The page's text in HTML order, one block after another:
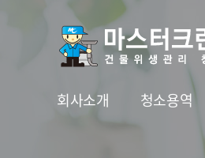
회사소개 청소용역